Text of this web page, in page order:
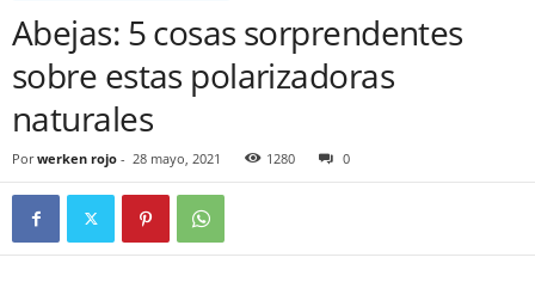
Abejas: 5 cosas sorprendentes
sobre estas polarizadoras
naturales
Por werken rojo - 28 mayo, 2021 1280 0